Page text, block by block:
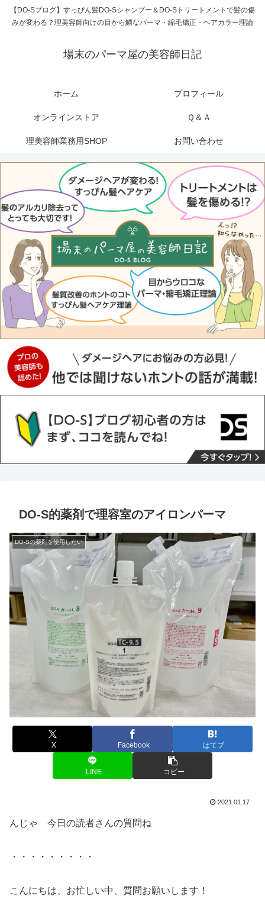
【DO-Sブログ】すっぴん髪DO-Sシャンプー＆DO-Sトリートメントで髪の傷
みが変わる？理美容師向けの目から鱗なパーマ・縮毛矯正・ヘアカラー理論
場末のパーマ屋の美容師日記
ホーム プロフィール
オンラインストア Ｑ＆Ａ
理美容師業務用SHOP お問い合わせ
DO-S的薬剤で理容室のアイロンパーマ
DO-Sの薬剤を使用したい
X Facebook はてブ
LINE コピー
2021.01.17
んじゃ 今日の読者さんの質問ね
・・・・・・・・・
こんにちは、お忙しい中、質問お願いします！